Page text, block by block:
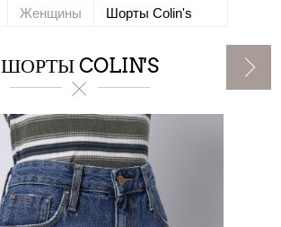
Женщины Шорты Colin's
ШОРТЫ COLIN'S